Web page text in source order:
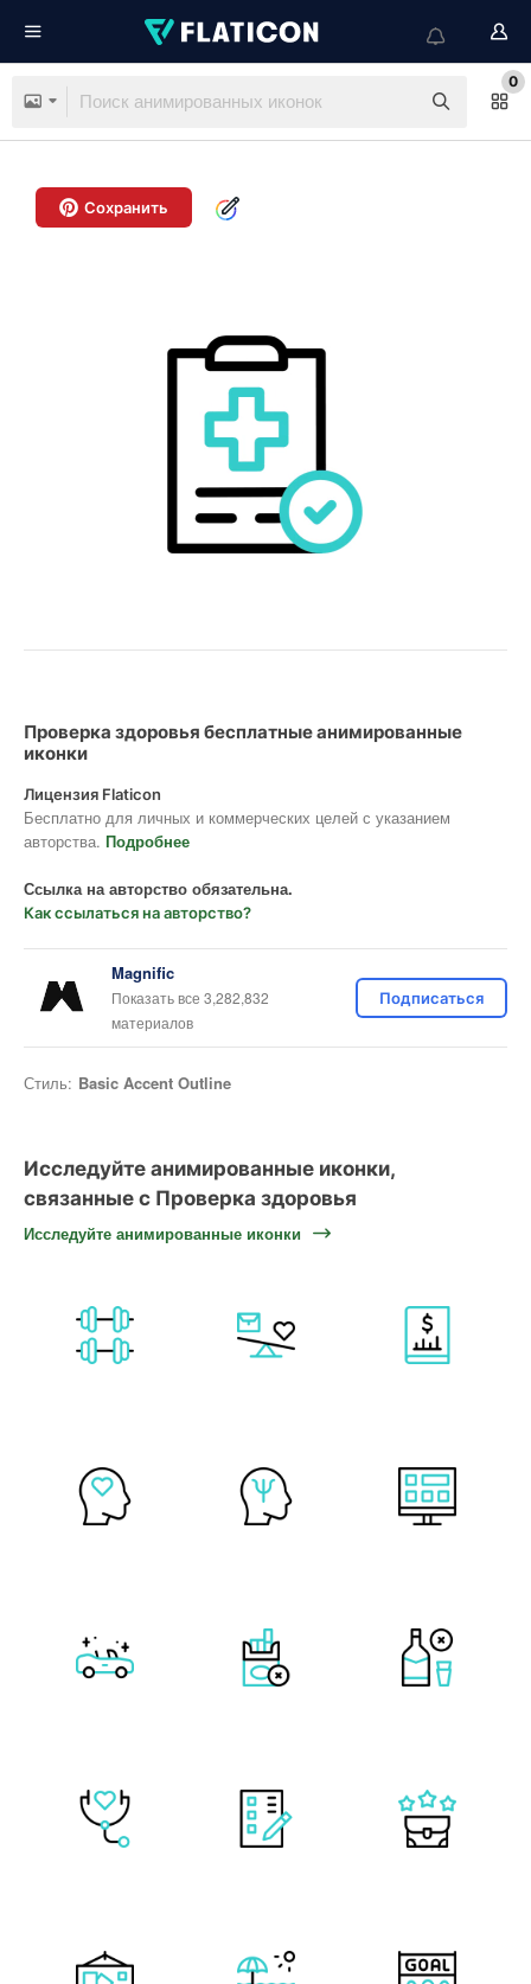
0
Сохранить
Проверка здоровья бесплатные анимированные
иконки
Лицензия Flaticon
Бесплатно для личных и коммерческих целей с указанием
авторства. Подробнее
Ссылка на авторство обязательна.
Как ссылаться на авторство?
Magnific
Показать все 3,282,832
материалов
Подписаться
Стиль: Basic Accent Outline
Исследуйте анимированные иконки,
связанные с Проверка здоровья
Исследуйте анимированные иконки